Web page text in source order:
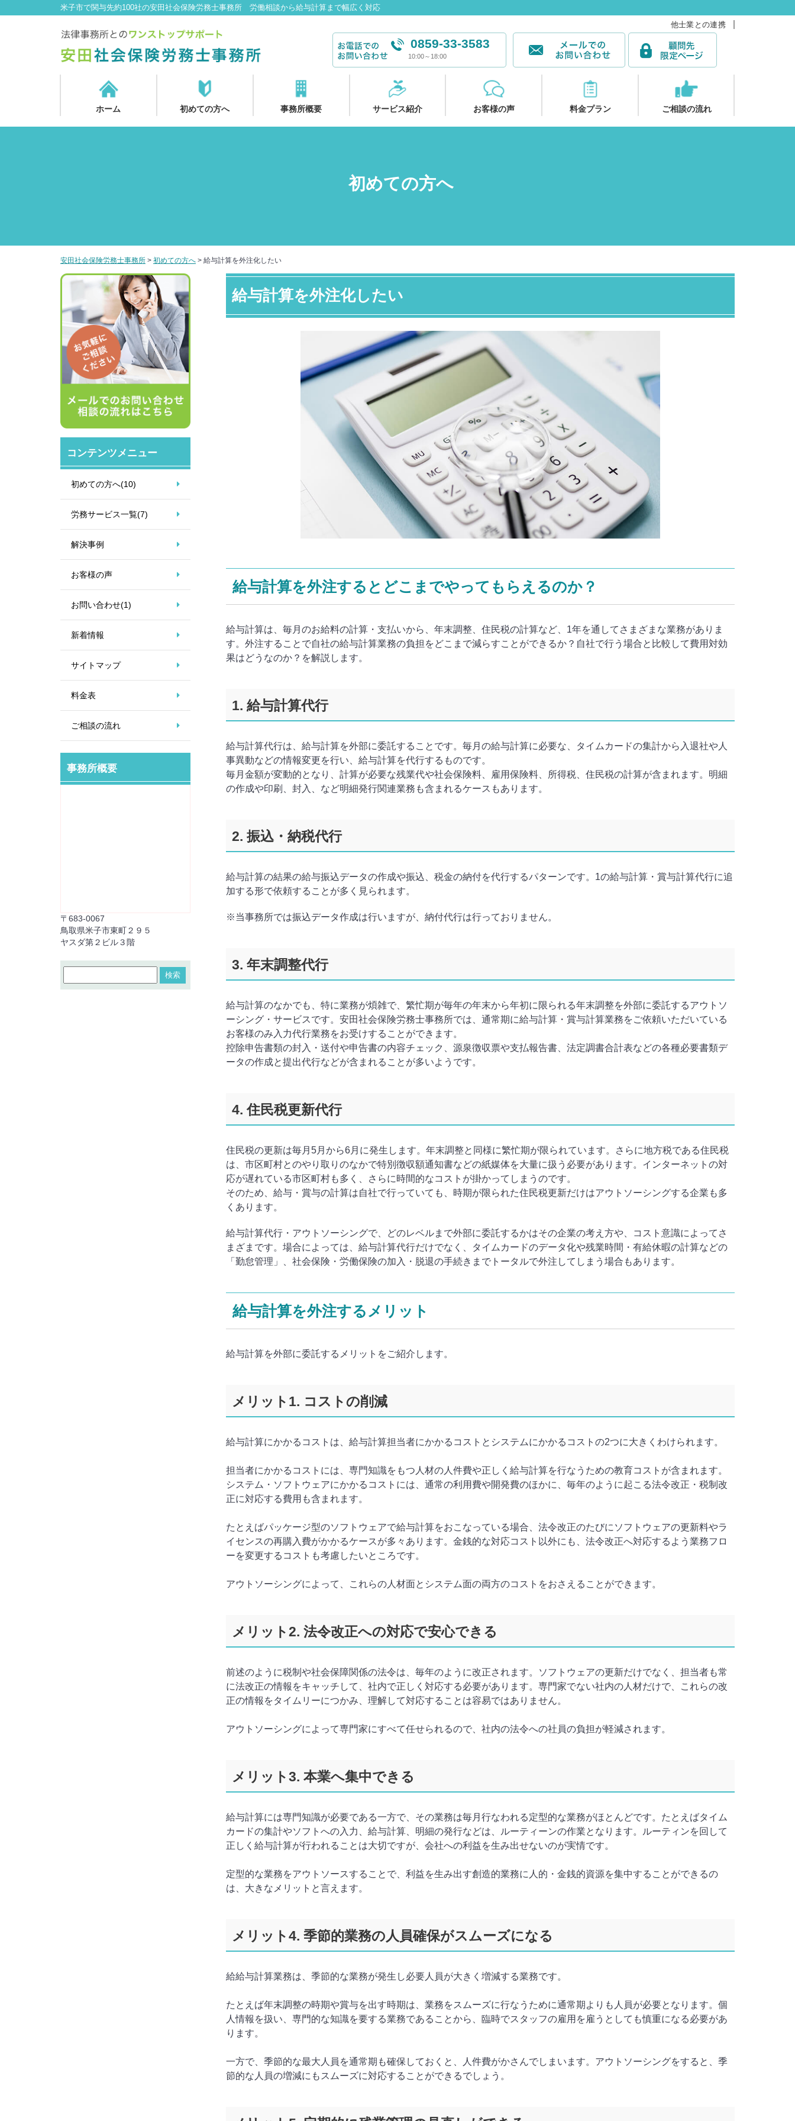
米子市で関与先約100社の安田社会保険労務士事務所 労働相談から給与計算まで幅広く対応
他士業との連携
0859-33-3583
10:00～18:00
ホーム 初めての方へ 事務所概要 サービス紹介 お客様の声 料金プラン ご相談の流れ
初めての方へ
安田社会保険労務士事務所 > 初めての方へ > 給与計算を外注化したい
給与計算を外注化したい
給与計算を外注するとどこまでやってもらえるのか？
給与計算は、毎月のお給料の計算・支払いから、年末調整、住民税の計算など、1年を通してさまざまな業務がありま
す。外注することで自社の給与計算業務の負担をどこまで減らすことができるか？自社で行う場合と比較して費用対効
果はどうなのか？を解説します。
1. 給与計算代行
給与計算代行は、給与計算を外部に委託することです。毎月の給与計算に必要な、タイムカードの集計から入退社や人
事異動などの情報変更を行い、給与計算を代行するものです。
毎月金額が変動的となり、計算が必要な残業代や社会保険料、雇用保険料、所得税、住民税の計算が含まれます。明細
の作成や印刷、封入、など明細発行関連業務も含まれるケースもあります。
2. 振込・納税代行
給与計算の結果の給与振込データの作成や振込、税金の納付を代行するパターンです。1の給与計算・賞与計算代行に追
加する形で依頼することが多く見られます。
※当事務所では振込データ作成は行いますが、納付代行は行っておりません。
3. 年末調整代行
給与計算のなかでも、特に業務が煩雑で、繁忙期が毎年の年末から年初に限られる年末調整を外部に委託するアウトソ
ーシング・サービスです。安田社会保険労務士事務所では、通常期に給与計算・賞与計算業務をご依頼いただいている
お客様のみ入力代行業務をお受けすることができます。
控除申告書類の封入・送付や申告書の内容チェック、源泉徴収票や支払報告書、法定調書合計表などの各種必要書類デ
ータの作成と提出代行などが含まれることが多いようです。
4. 住民税更新代行
住民税の更新は毎月5月から6月に発生します。年末調整と同様に繁忙期が限られています。さらに地方税である住民税
は、市区町村とのやり取りのなかで特別徴収額通知書などの紙媒体を大量に扱う必要があります。インターネットの対
応が遅れている市区町村も多く、さらに時間的なコストが掛かってしまうのです。
そのため、給与・賞与の計算は自社で行っていても、時期が限られた住民税更新だけはアウトソーシングする企業も多
くあります。
給与計算代行・アウトソーシングで、どのレベルまで外部に委託するかはその企業の考え方や、コスト意識によってさ
まざまです。場合によっては、給与計算代行だけでなく、タイムカードのデータ化や残業時間・有給休暇の計算などの
「勤怠管理」、社会保険・労働保険の加入・脱退の手続きまでトータルで外注してしまう場合もあります。
給与計算を外注するメリット
給与計算を外部に委託するメリットをご紹介します。
メリット1. コストの削減
給与計算にかかるコストは、給与計算担当者にかかるコストとシステムにかかるコストの2つに大きくわけられます。
担当者にかかるコストには、専門知識をもつ人材の人件費や正しく給与計算を行なうための教育コストが含まれます。
システム・ソフトウェアにかかるコストには、通常の利用費や開発費のほかに、毎年のように起こる法令改正・税制改
正に対応する費用も含まれます。
たとえばパッケージ型のソフトウェアで給与計算をおこなっている場合、法令改正のたびにソフトウェアの更新料やラ
イセンスの再購入費がかかるケースが多々あります。金銭的な対応コスト以外にも、法令改正へ対応するよう業務フロ
ーを変更するコストも考慮したいところです。
アウトソーシングによって、これらの人材面とシステム面の両方のコストをおさえることができます。
メリット2. 法令改正への対応で安心できる
前述のように税制や社会保障関係の法令は、毎年のように改正されます。ソフトウェアの更新だけでなく、担当者も常
に法改正の情報をキャッチして、社内で正しく対応する必要があります。専門家でない社内の人材だけで、これらの改
正の情報をタイムリーにつかみ、理解して対応することは容易ではありません。
アウトソーシングによって専門家にすべて任せられるので、社内の法令への社員の負担が軽減されます。
メリット3. 本業へ集中できる
給与計算には専門知識が必要である一方で、その業務は毎月行なわれる定型的な業務がほとんどです。たとえばタイム
カードの集計やソフトへの入力、給与計算、明細の発行などは、ルーティーンの作業となります。ルーティンを回して
正しく給与計算が行われることは大切ですが、会社への利益を生み出せないのが実情です。
定型的な業務をアウトソースすることで、利益を生み出す創造的業務に人的・金銭的資源を集中することができるの
は、大きなメリットと言えます。
メリット4. 季節的業務の人員確保がスムーズになる
給給与計算業務は、季節的な業務が発生し必要人員が大きく増減する業務です。
たとえば年末調整の時期や賞与を出す時期は、業務をスムーズに行なうために通常期よりも人員が必要となります。個
人情報を扱い、専門的な知識を要する業務であることから、臨時でスタッフの雇用を雇うとしても慎重になる必要があ
ります。
一方で、季節的な最大人員を通常期も確保しておくと、人件費がかさんでしまいます。アウトソーシングをすると、季
節的な人員の増減にもスムーズに対応することができるでしょう。
コンテンツメニュー
初めての方へ(10)
労務サービス一覧(7)
解決事例
お客様の声
お問い合わせ(1)
新着情報
サイトマップ
料金表
ご相談の流れ
事務所概要
〒683-0067
鳥取県米子市東町２９５
ヤスダ第２ビル３階